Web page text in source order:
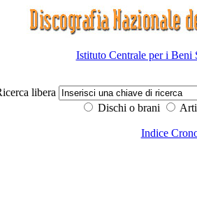
Istituto Centrale per i
libera
Dischi o brani
Indice